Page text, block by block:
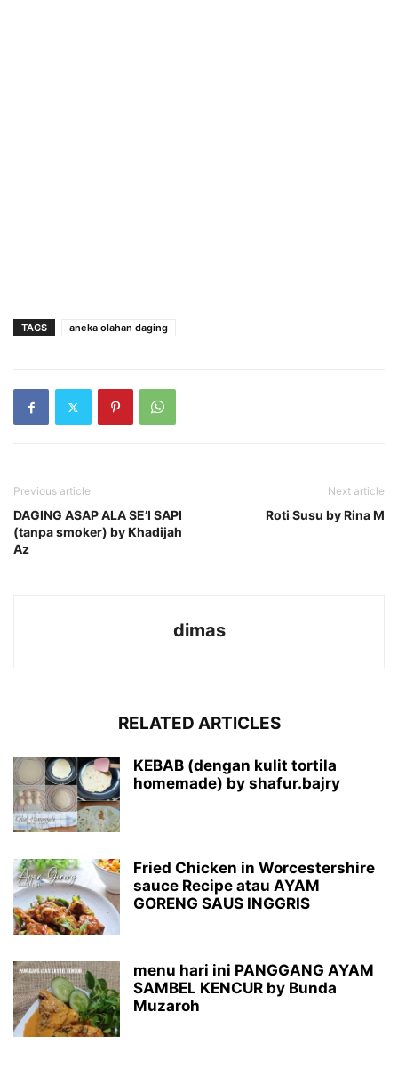
TAGS aneka olahan daging
Previous article
DAGING ASAP ALA SE’I SAPI
(tanpa smoker) by Khadijah
Az
Next article
Roti Susu by Rina M
dimas
RELATED ARTICLES
KEBAB (dengan kulit tortila
homemade) by shafur.bajry
Fried Chicken in Worcestershire
sauce Recipe atau AYAM
GORENG SAUS INGGRIS
menu hari ini PANGGANG AYAM
SAMBEL KENCUR by Bunda
Muzaroh